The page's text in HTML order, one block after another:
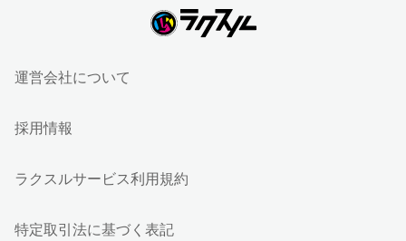
運営会社について
採用情報
ラクスルサービス利用規約
特定取引法に基づく表記